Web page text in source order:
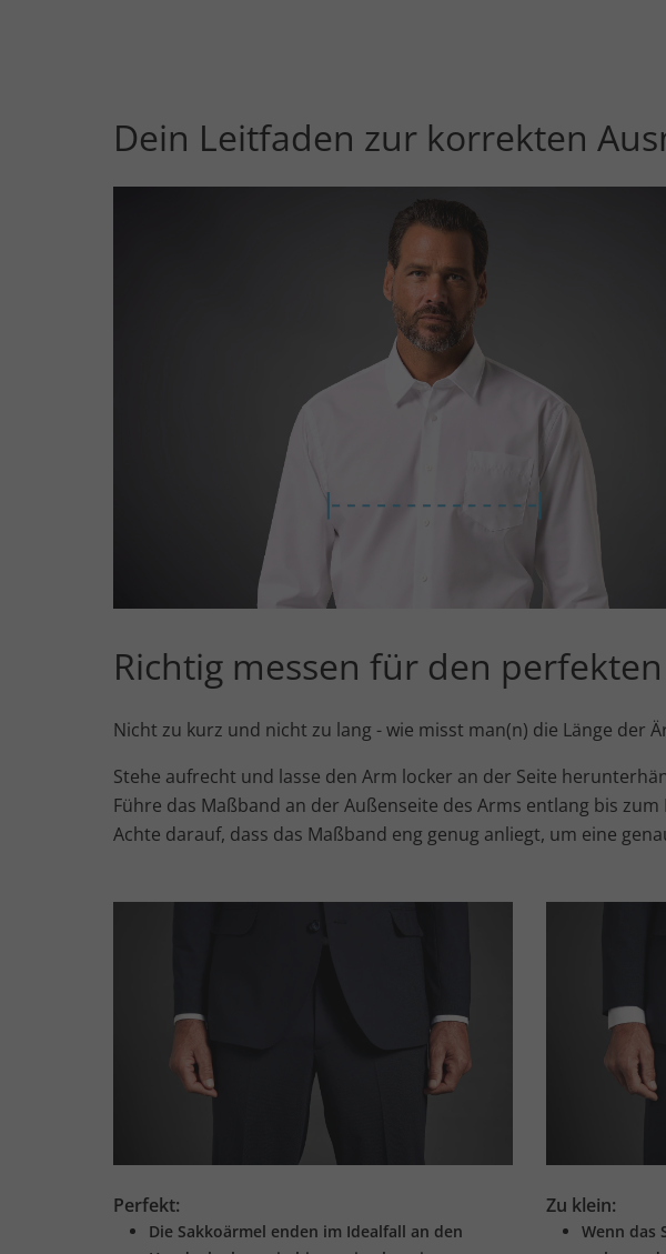
Dein Leitfaden zur korrekten
Richtig messen für den
Nicht zu kurz und nicht zu lang - wie misst man(n) die Länge der
Stehe aufrecht und lasse den Arm locker an der Seite
Führe das Maßband an der Außenseite des Arms entlang bis zum
Achte darauf, dass das Maßband eng genug anliegt, um eine
Perfekt:
Die Sakkoärmel enden im Idealfall an den
Zu klein:
Wenn das